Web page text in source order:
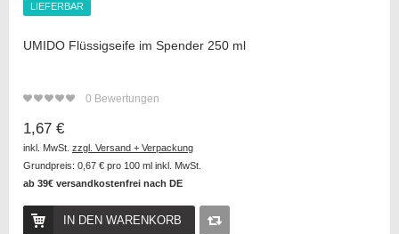
UMIDO Flüssigseife im Spender 250 ml
0 Bewertungen
LIEFERBAR
1,67 €
inkl. MwSt. zzgl. Versand + Verpackung
Grundpreis: 0,67 € pro 100 ml inkl. MwSt.
ab 39€ versandkostenfrei nach DE
LIEFERBAR
IN DEN WARENKORB